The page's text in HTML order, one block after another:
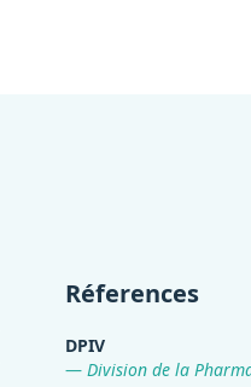
Réferences
DPIV
Division de la